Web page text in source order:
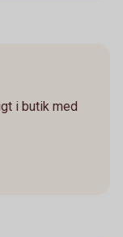
i butik med